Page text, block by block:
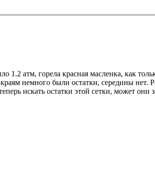
атм, горела красная масленка, как
немного были остатки, середины
искать остатки этой сетки, может они